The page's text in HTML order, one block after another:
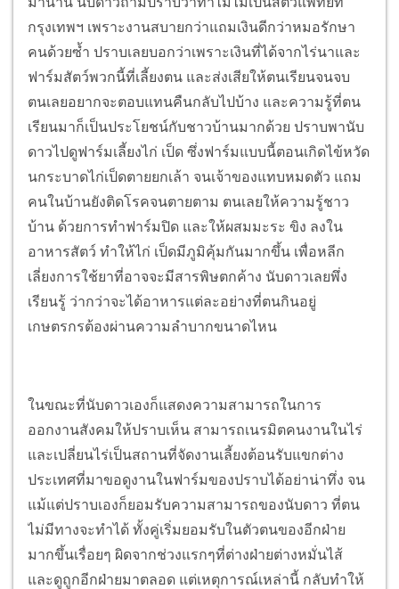
กรุงเทพฯ เพราะงานสบายกว่าแถมเงินดีกว่าหมอรักษา
คนด้วยซ้ำ ปราบเลยบอกว่าเพราะเงินที่ได้จากไร่นาและ
ฟาร์มสัตว์พวกนี้ที่เลี้ยงตน และส่งเสียให้ตนเรียนจนจบ
ตนเลยอยากจะตอบแทนคืนกลับไปบ้าง และความรู้ที่ตน
เรียนมาก็เป็นประโยชน์กับชาวบ้านมากด้วย ปราบพานับ
ดาวไปดูฟาร์มเลี้ยงไก่ เป็ด ซึ่งฟาร์มแบบนี้ตอนเกิดไข้หวัด
นกระบาดไก่เป็ดตายยกเล้า จนเจ้าของแทบหมดตัว แถม
คนในบ้านยังติดโรคจนตายตาม ตนเลยให้ความรู้ชาว
บ้าน ด้วยการทำฟาร์มปิด และให้ผสมมะระ ขิง ลงใน
อาหารสัตว์ ทำให้ไก่ เป็ดมีภูมิคุ้มกันมากขึ้น เพื่อหลีก
เลี่ยงการใช้ยาที่อาจจะมีสารพิษตกค้าง นับดาวเลยพึ่ง
เรียนรู้ ว่ากว่าจะได้อาหารแต่ละอย่างที่ตนกินอยู่
เกษตรกรต้องผ่านความลำบากขนาดไหน
ในขณะที่นับดาวเองก็แสดงความสามารถในการ
ออกงานสังคมให้ปราบเห็น สามารถเนรมิตคนงานในไร่
และเปลี่ยนไร่เป็นสถานที่จัดงานเลี้ยงต้อนรับแขกต่าง
ประเทศที่มาขอดูงานในฟาร์มของปราบได้อย่าน่าทึ่ง จน
แม้แต่ปราบเองก็ยอมรับความสามารถของนับดาว ที่ตน
ไม่มีทางจะทำได้ ทั้งคู่เริ่มยอมรับในตัวตนของอีกฝ่าย
มากขึ้นเรื่อยๆ ผิดจากช่วงแรกๆที่ต่างฝ่ายต่างหมั่นไส้
และดูถูกอีกฝ่ายมาตลอด แต่เหตุการณ์เหล่านี้ กลับทำให้